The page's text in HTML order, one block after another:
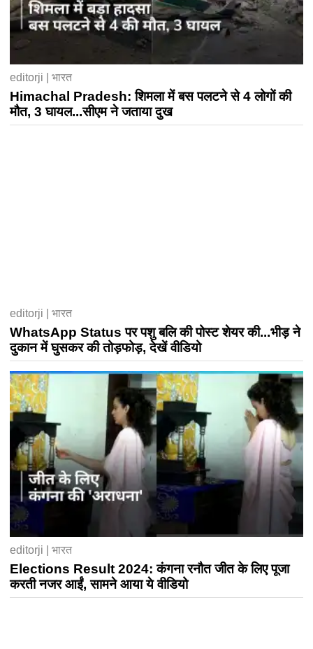
editorji | भारत
Himachal Pradesh: शिमला में बस पलटने से 4 लोगों की
मौत, 3 घायल...सीएम ने जताया दुख
editorji | भारत
WhatsApp Status पर पशु बलि की पोस्ट शेयर की...भीड़ ने
दुकान में घुसकर की तोड़फोड़, देखें वीडियो
editorji | भारत
Elections Result 2024: कंगना रनौत जीत के लिए पूजा
करती नजर आईं, सामने आया ये वीडियो